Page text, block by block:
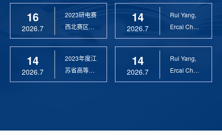
16
2026.7
2023研电赛
西北赛区优
秀指导教师
14
2026.7
2023年度江
苏省高等学
校科学技术
14
2026.7
Rui Yang,
Ercai Chen
and
14
2026.7
Rui Yang,
Ercai Chen
and